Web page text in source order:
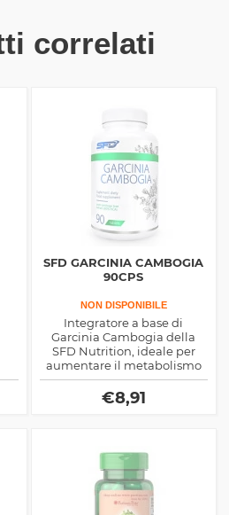
correlati
SFD GARCINIA CAMBOGIA
90CPS
NON DISPONIBILE
Integratore a base di
Garcinia Cambogia della
SFD Nutrition, ideale per
aumentare il metabolismo
ed il dispendio calorico
promuovendo il
dimagrimento
€8,91